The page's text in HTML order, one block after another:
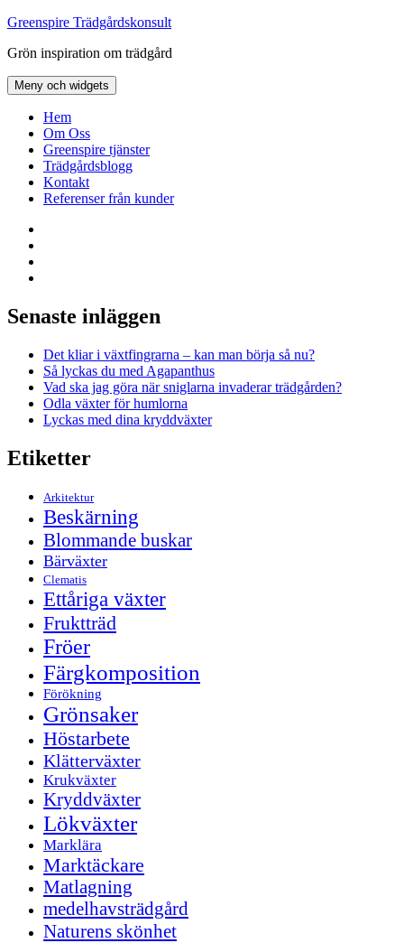
Hoppa
innehåll
Greenspire Trädgårdskonsult
Grön inspiration om trädgård
Meny och widgets
Hem
Om Oss
Greenspire tjänster
Trädgårdsblogg
Kontakt
Referenser från kunder
Senaste inläggen
Det kliar i växtfingrarna – kan man börja så nu?
Så lyckas du med Agapanthus
Vad ska jag göra när sniglarna invaderar trädgården?
Odla växter för humlorna
Lyckas med dina kryddväxter
Etiketter
Arkitektur
Beskärning
Blommande buskar
Bärväxter
Clematis
Ettåriga växter
Fruktträd
Fröer
Färgkomposition
Förökning
Grönsaker
Höstarbete
Klätterväxter
Krukväxter
Kryddväxter
Lökväxter
Marklära
Marktäckare
Matlagning
medelhavsträdgård
Naturens skönhet